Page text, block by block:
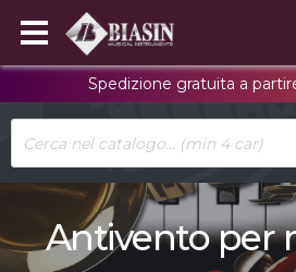
Spedizione gratuita a
Antivento per